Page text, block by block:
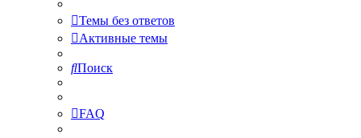
Темы без ответов
Активные темы
Поиск
FAQ